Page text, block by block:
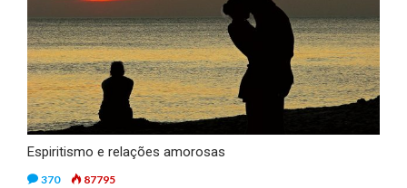
Espiritismo e relações amorosas
370 87795